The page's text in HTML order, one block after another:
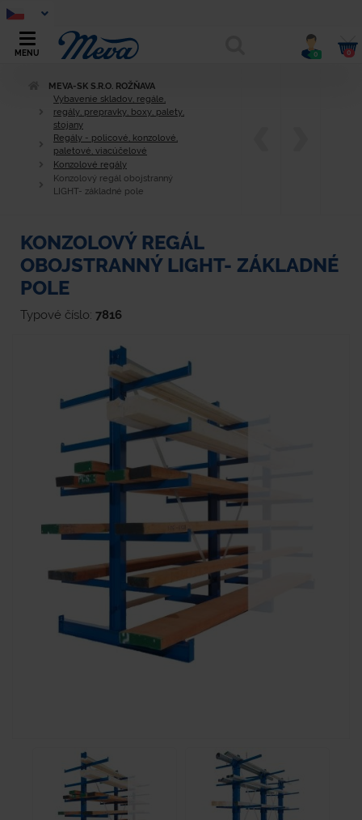
MENU 0 0
MEVA-SK S.R.O. ROŽŇAVA
Vybavenie skladov, regále,
regály, prepravky, boxy, palety,
stojany
Regály - policové, konzolové,
paletové, viacúčelové
Konzolové regály
Konzolový regál obojstranný
LIGHT- základné pole
KONZOLOVÝ REGÁL
OBOJSTRANNÝ LIGHT- ZÁKLADNÉ
POLE
Typové číslo: 7816